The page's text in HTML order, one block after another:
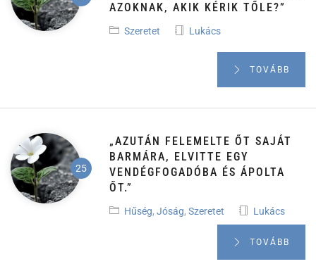
AZOKNAK, AKIK KÉRIK TŐLE?”
Szeretet Lukács
TOVÁBB
„AZUTÁN FELEMELTE ŐT SAJÁT
BARMÁRA, ELVITTE EGY
VENDÉGFOGADÓBA ÉS ÁPOLTA
ŐT.”
Hűség, Jóság, Szeretet Lukács
TOVÁBB